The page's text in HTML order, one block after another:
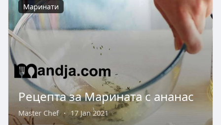
Маринати
Рецепта за Марината с ананас
Master Chef · 17 Jan 2021